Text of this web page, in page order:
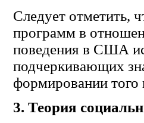
Следует отметить,
программ в
поведения в США
подчеркивающих
формировании того
3. Теория